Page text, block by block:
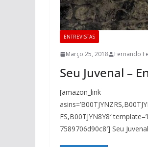
ENTREVISTAS
Março 25, 2018 Fernando
Seu Juvenal –
[amazon_link
FS,B00TJYN8Y8′
7589706d90c8′] Seu